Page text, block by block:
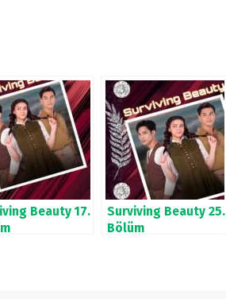
Beauty 17.
Surviving Beauty 25.
Bölüm